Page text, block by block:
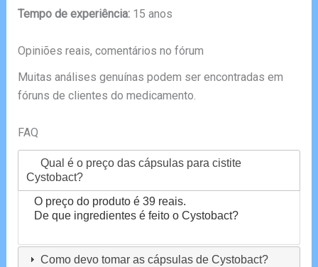
Tempo de experiência:15 anos
Opiniões reais, comentários no fórum
Muitas análises genuínas podem ser encontradas em
fóruns de clientes do medicamento.
FAQ
Qual é o preço das cápsulas para cistite
Cystobact?
O preço do produto é 39 reais.
De que ingredientes é feito o Cystobact?
Como devo tomar as cápsulas de Cystobact?